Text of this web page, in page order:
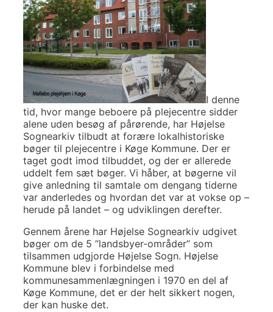
I denne
tid, hvor mange beboere på plejecentre sidder
alene uden besøg af pårørende, har Højelse
Sognearkiv tilbudt at forære lokalhistoriske
bøger til plejecentre i Køge Kommune. Der er
taget godt imod tilbuddet, og der er allerede
uddelt fem sæt bøger. Vi håber, at bøgerne vil
give anledning til samtale om dengang tiderne
var anderledes og hvordan det var at vokse op –
herude på landet – og udviklingen derefter.
Gennem årene har Højelse Sognearkiv udgivet
bøger om de 5 ”landsbyer-områder” som
tilsammen udgjorde Højelse Sogn. Højelse
Kommune blev i forbindelse med
kommunesammenlægningen i 1970 en del af
Køge Kommune, det er der helt sikkert nogen,
der kan huske det.